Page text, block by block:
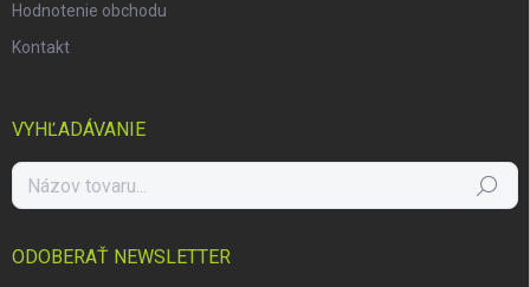
Hodnotenie obchodu
Kontakt
VYHĽADÁVANIE
Hľadať
ODOBERAŤ NEWSLETTER